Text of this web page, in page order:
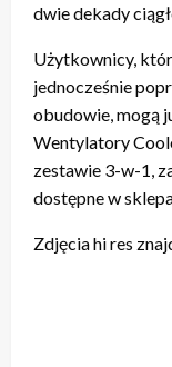
dwie dekady
Użytkownicy,
jednocześnie
obudowie, mogą
Wentylatory
zestawie 3-w-1,
dostępne w
Zdjęcia hi res